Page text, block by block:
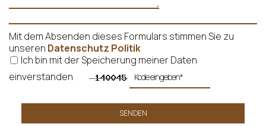
Mit dem Absenden dieses Formulars stimmen Sie zu
unseren Datenschutz Politik
Ich bin mit der Speicherung meiner Daten
einverstanden
SENDEN